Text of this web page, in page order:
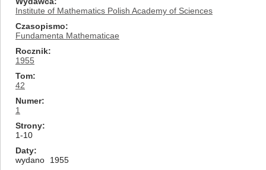
Institute of Mathematics Polish Academy of Sciences
Czasopismo
Fundamenta Mathematicae
Rocznik
1955
Tom
42
Numer
1
Strony
1-10
Daty
wydano
1955